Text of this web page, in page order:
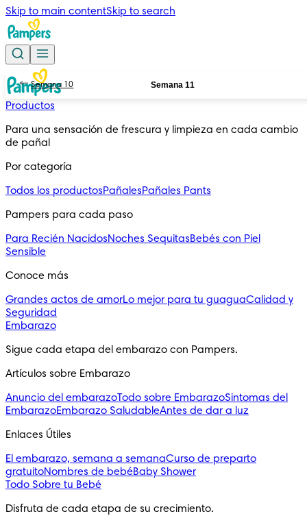
Skip to main contentSkip to search
Productos
Para una sensación de frescura y limpieza en cada cambio
de pañal
Por categoría
Todos los productosPañalesPañales Pants
Pampers para cada paso
Para Recién NacidosNoches SequitasBebés con Piel
Sensible
Conoce más
Grandes actos de amorLo mejor para tu guaguaCalidad y
Seguridad
Embarazo
Sigue cada etapa del embarazo con Pampers.
Artículos sobre Embarazo
Anuncio del embarazoTodo sobre EmbarazoSintomas del
EmbarazoEmbarazo SaludableAntes de dar a luz
Enlaces Útiles
El embarazo, semana a semanaCurso de preparto
gratuitoNombres de bebéBaby Shower
Todo Sobre tu Bebé
Disfruta de cada etapa de su crecimiento.
Semana 10 Semana 11